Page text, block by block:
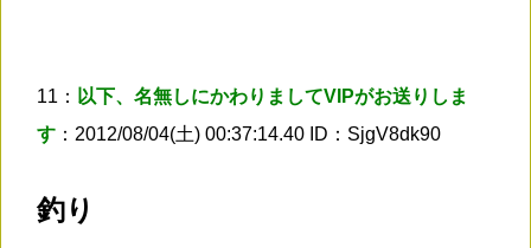
11： 以下、名無しにかわりましてVIPがお送りしま
す ：2012/08/04(土) 00:37:14.40 ID：SjgV8dk90
釣り